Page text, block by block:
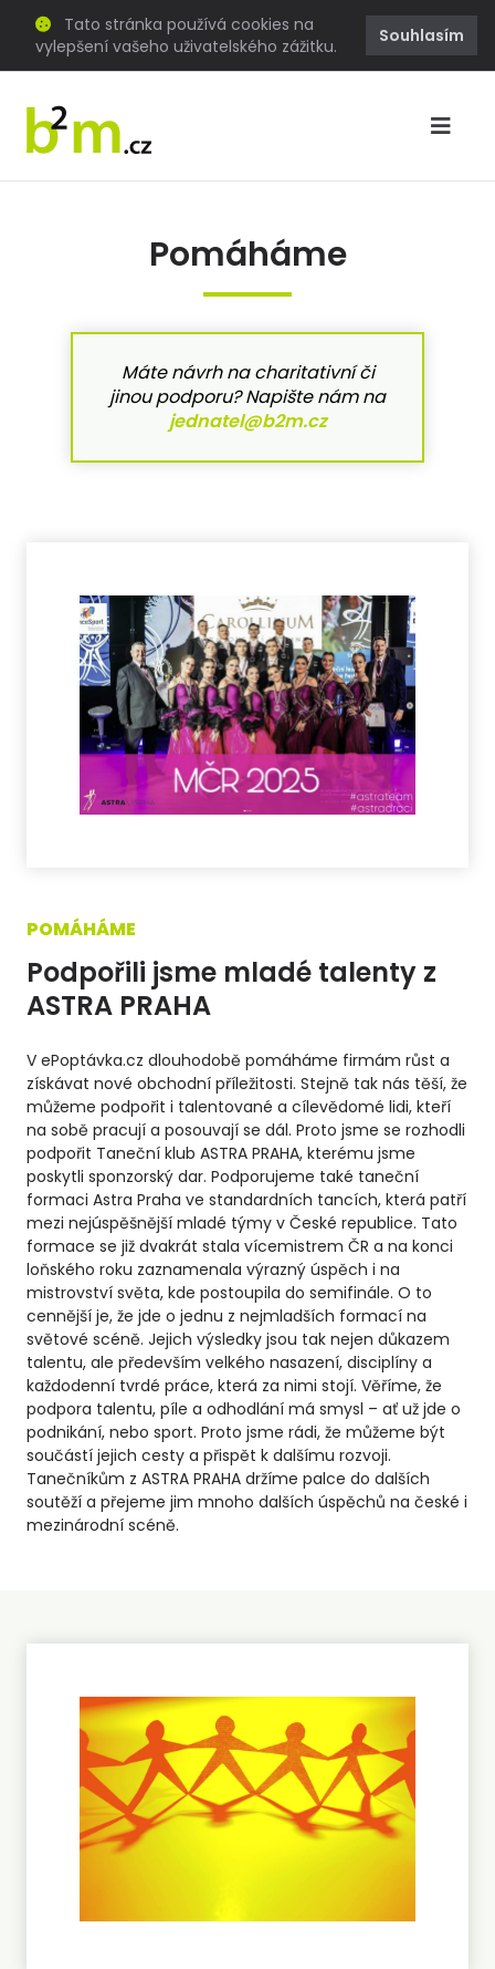
Tato stránka používá cookies na
vylepšení vašeho uživatelského zážitku.
Souhlasím
Pomáháme
Máte návrh na charitativní či
jinou podporu? Napište nám na
jednatel@b2m.cz
POMÁHÁME
Podpořili jsme mladé talenty z
ASTRA PRAHA
V ePoptávka.cz dlouhodobě pomáháme firmám růst a
získávat nové obchodní příležitosti. Stejně tak nás těší, že
můžeme podpořit i talentované a cílevědomé lidi, kteří
na sobě pracují a posouvají se dál. Proto jsme se rozhodli
podpořit Taneční klub ASTRA PRAHA, kterému jsme
poskytli sponzorský dar. Podporujeme také taneční
formaci Astra Praha ve standardních tancích, která patří
mezi nejúspěšnější mladé týmy v České republice. Tato
formace se již dvakrát stala vícemistrem ČR a na konci
loňského roku zaznamenala výrazný úspěch i na
mistrovství světa, kde postoupila do semifinále. O to
cennější je, že jde o jednu z nejmladších formací na
světové scéně. Jejich výsledky jsou tak nejen důkazem
talentu, ale především velkého nasazení, disciplíny a
každodenní tvrdé práce, která za nimi stojí. Věříme, že
podpora talentu, píle a odhodlání má smysl – ať už jde o
podnikání, nebo sport. Proto jsme rádi, že můžeme být
součástí jejich cesty a přispět k dalšímu rozvoji.
Tanečníkům z ASTRA PRAHA držíme palce do dalších
soutěží a přejeme jim mnoho dalších úspěchů na české i
mezinárodní scéně.